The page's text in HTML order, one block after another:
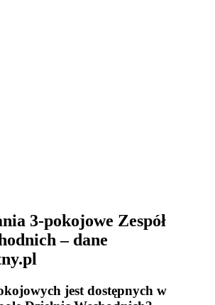
3-pokojowe Zespół
– dane
jest dostępnych w